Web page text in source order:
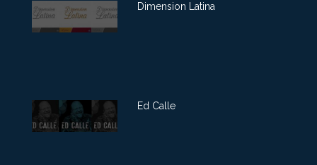
Dimension Latina
Ed Calle